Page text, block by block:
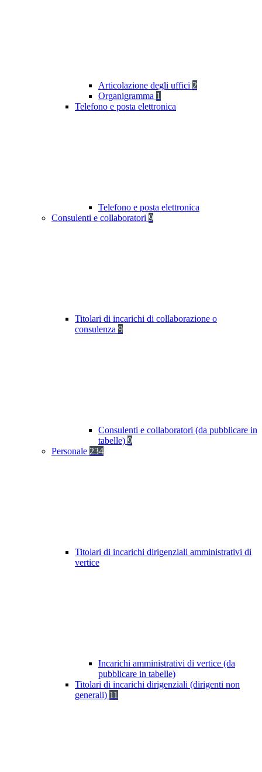
Articolazione degli uffici 2
Organigramma 1
Telefono e posta elettronica
Telefono e posta elettronica
Consulenti e collaboratori 9
Titolari di incarichi di collaborazione o
consulenza 9
Consulenti e collaboratori (da pubblicare in
tabelle) 9
Personale 234
Titolari di incarichi dirigenziali amministrativi di
vertice
Incarichi amministrativi di vertice (da
pubblicare in tabelle)
Titolari di incarichi dirigenziali (dirigenti non
generali) 11